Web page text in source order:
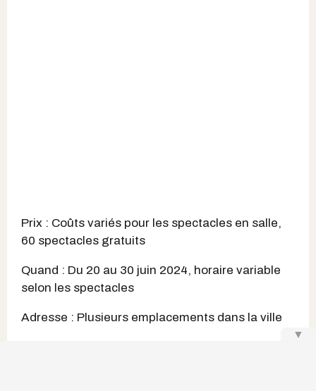
Prix : Coûts variés pour les spectacles en salle,
60 spectacles gratuits
Quand : Du 20 au 30 juin 2024, horaire variable
selon les spectacles
Adresse : Plusieurs emplacements dans la ville
▼